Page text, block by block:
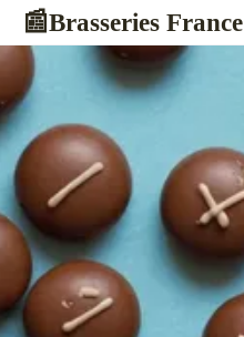
📰Brasseries France